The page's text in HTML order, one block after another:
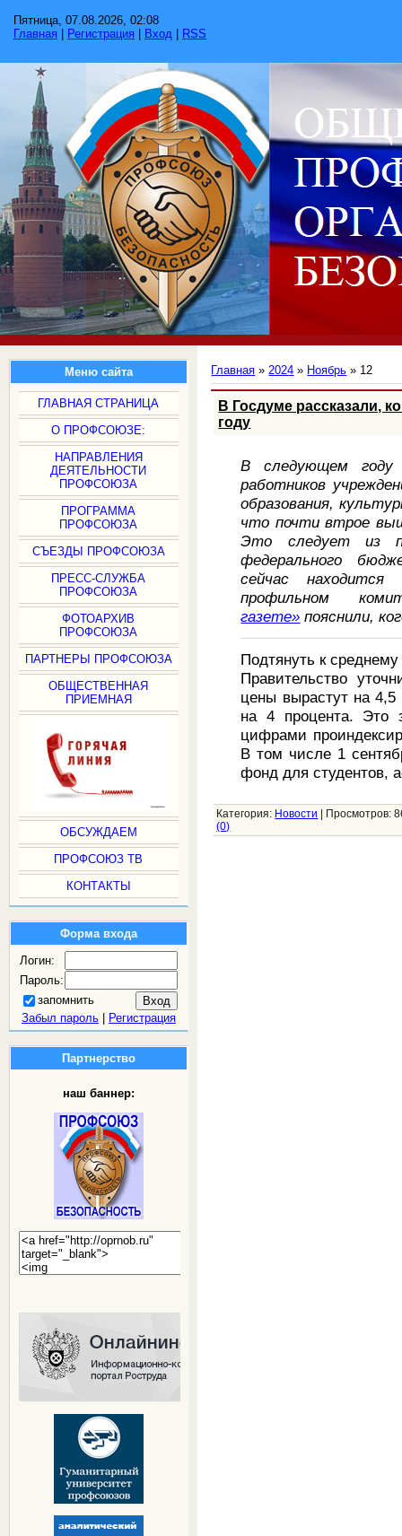
Пятница, 07.08.2026, 02:08
Главная
Регистрация Вход RSS
Меню сайта
ГЛАВНАЯ СТРАНИЦА
О ПРОФСОЮЗЕ:
НАПРАВЛЕНИЯ
ДЕЯТЕЛЬНОСТИ
ПРОФСОЮЗА
ПРОГРАММА
ПРОФСОЮЗА
СЪЕЗДЫ ПРОФСОЮЗА
ПРЕСС-СЛУЖБА
ПРОФСОЮЗА
ФОТОАРХИВ
ПРОФСОЮЗА
ПАРТНЕРЫ ПРОФСОЮЗА
ОБЩЕСТВЕННАЯ
ПРИЕМНАЯ
ОБСУЖДАЕМ
ПРОФСОЮЗ ТВ
КОНТАКТЫ
Форма входа
Логин:
Пароль:
запомнить
Забыл пароль| Регистрация
Партнерство
наш баннер:
Главная »2024 » Ноябрь » 12
В Госдуме рассказали,
году
В следующем году
работников
образования,
что почти втрое
Это следует из
федерального
сейчас
профильном
газете» пояснили,
Подтянуть к среднему
Правительство
цены вырастут на
на 4 процента. Это
цифрами
В том числе 1
фонд для студентов,
Категория: Новости | Просмотров:
(0)